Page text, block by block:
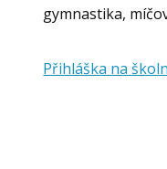
gymnastika,
Přihláška na